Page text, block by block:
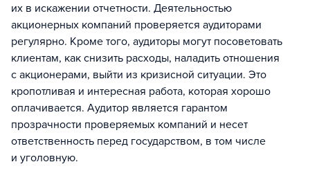
их в искажении отчетности. Деятельностью
акционерных компаний проверяется аудиторами
регулярно. Кроме того, аудиторы могут посоветовать
клиентам, как снизить расходы, наладить отношения
с акционерами, выйти из кризисной ситуации. Это
кропотливая и интересная работа, которая хорошо
оплачивается. Аудитор является гарантом
прозрачности проверяемых компаний и несет
ответственность перед государством, в том числе
и уголовную.